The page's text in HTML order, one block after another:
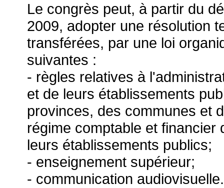
Le congrès peut, à partir du
2009, adopter une résolution
transférées, par une loi
suivantes :
- règles relatives à
et de leurs établissements
provinces, des communes et
régime comptable et
leurs établissements publics;
- enseignement supérieur;
- communication audiovisuelle.